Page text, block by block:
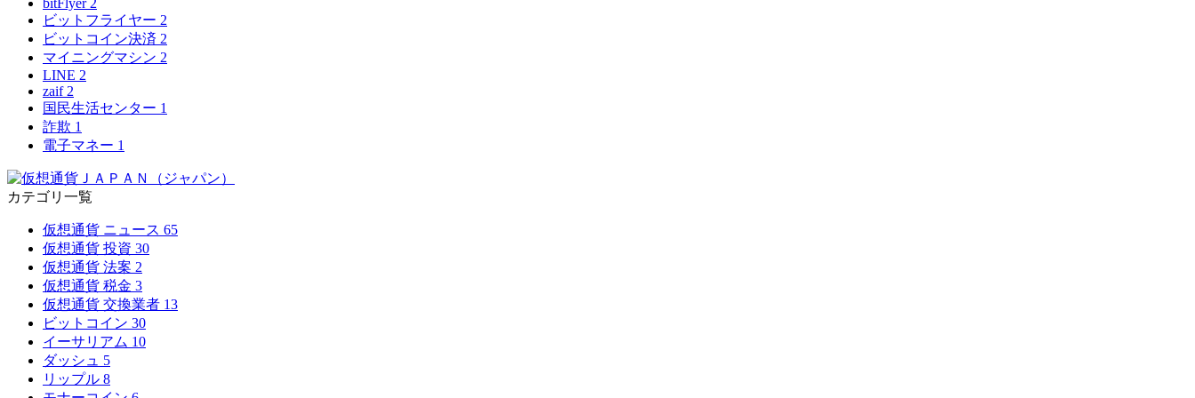
ビットフライヤー 2
ビットコイン決済 2
マイニングマシン 2
LINE 2
zaif 2
国民生活センター 1
詐欺 1
電子マネー 1
カテゴリ一覧
仮想通貨 ニュース 65
仮想通貨 投資 30
仮想通貨 法案 2
仮想通貨 税金 3
仮想通貨 交換業者 13
ビットコイン 30
イーサリアム 10
ダッシュ 5
リップル 8